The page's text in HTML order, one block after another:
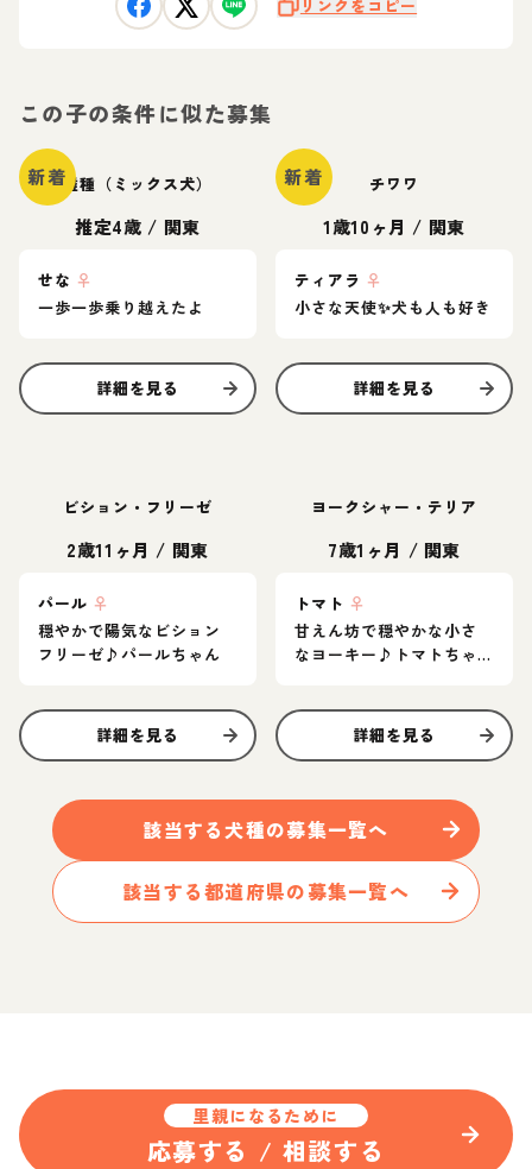
リンクをコピー
この子の条件に似た募集
新着雑種（ミックス犬）
推定4歳 / 関東
せな ♀
一歩一歩乗り越えたよ
詳細を見る
新着 チワワ
1歳10ヶ月 / 関東
ティアラ ♀
小さな天使✨️犬も人も好き
詳細を見る
ビション・フリーゼ
2歳11ヶ月 / 関東
パール ♀
穏やかで陽気なビション
フリーゼ♪パールちゃん
詳細を見る
ヨークシャー・テリア
7歳1ヶ月 / 関東
トマト ♀
甘えん坊で穏やかな小さ
なヨーキー♪トマトちゃ
詳細を見る
該当する犬種の募集一覧へ
該当する都道府県の募集一覧へ
里親になるために
応募する / 相談する